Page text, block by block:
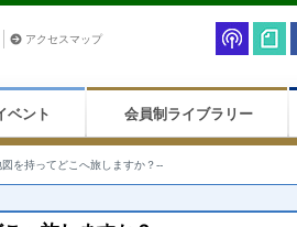
アクセスマップ
ベント 会員制ライブラリー
を持ってどこへ旅しますか？--